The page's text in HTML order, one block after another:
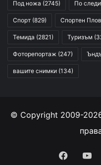
Под ножа (2745) По
Спорт (829) Спортен
Темида (2821) Туризъм
Фоторепортаж (247)
вашите снимки (134)
© Copyright 2009-